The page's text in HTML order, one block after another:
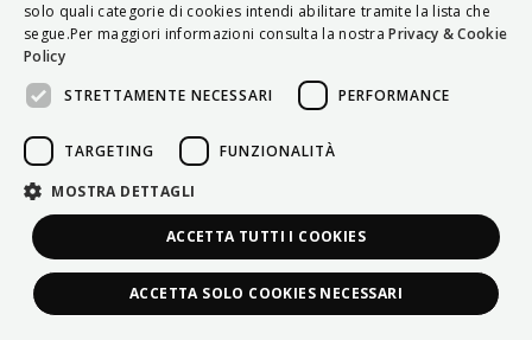
POLSKI
PORTUGUÊS
solo quali categorie di cookies intendi abilitare tramite la lista che
segue.Per maggiori informazioni consulta la nostra Privacy & Cookie
Policy
STRETTAMENTE NECESSARI
PERFORMANCE
TARGETING FUNZIONALITÀ
MOSTRA DETTAGLI
ACCETTA TUTTI I COOKIES
ACCETTA SOLO COOKIES NECESSARI